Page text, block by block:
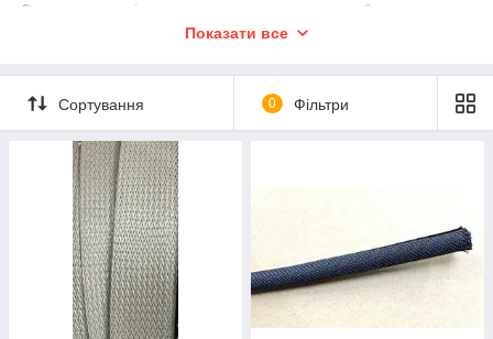
Застосовують під час прокладання проводки в будинку,
автомобілі, дворі, виробництвах, для ізолювання проводом
Товар поставляємо на пряму з Китаю
Весь товар чудової якості.
Показати все
Сортування 0 Фільтри